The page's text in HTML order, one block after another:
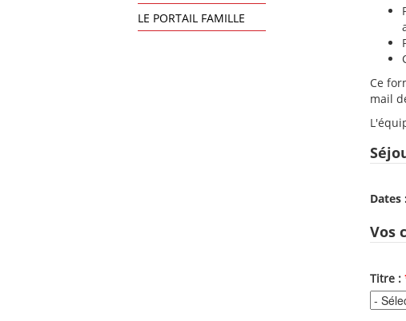
LE PORTAIL FAMILLE
Ce
mail
Dates :
Vos
Titre :